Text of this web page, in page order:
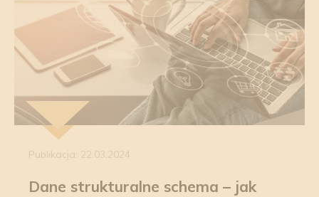
Publikacja: 22.03.2024
Dane strukturalne schema – jak